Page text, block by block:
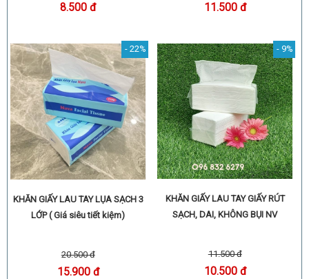
8.500 đ 11.500 đ
- 22%
KHĂN GIẤY LAU TAY LỤA SẠCH 3
LỚP ( Giá siêu tiết kiệm)
20.500 đ
15.900 đ
- 9%
KHĂN GIẤY LAU TAY GIẤY RÚT
SẠCH, DAI, KHÔNG BỤI NV
11.500 đ
10.500 đ